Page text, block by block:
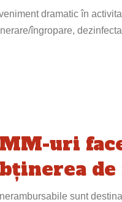
dramatic în
îngropare,
uri
sunt